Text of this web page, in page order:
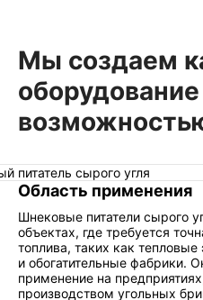
Мы создаем
Область применения
Шнековые питатели сырого
объектах, где требуется
топлива, таких как
и обогатительные фабрики.
применение на
производством угольных